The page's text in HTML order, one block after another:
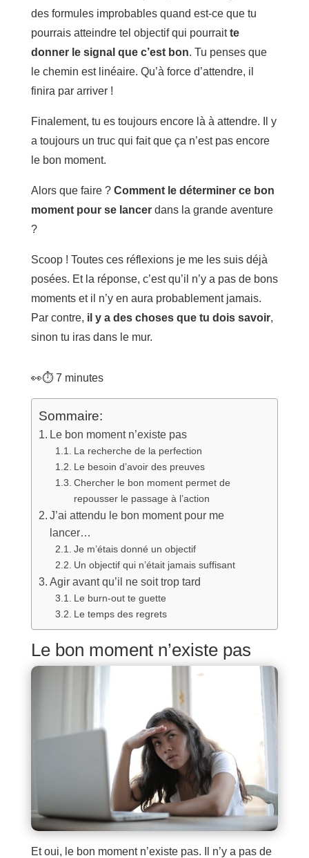
des formules improbables quand est-ce que tu
pourrais atteindre tel objectif qui pourraitte
donner le signal que c’est bon. Tu penses que
le chemin est linéaire. Qu’à force d’attendre, il
finira par arriver !
Finalement, tu es toujours encore là à attendre. Il y
a toujours un truc qui fait que ça n’est pas encore
le bon moment.
Alors que faire ?Comment le déterminer ce bon
moment pour se lancer dans la grande aventure
?
Scoop ! Toutes ces réflexions je me les suis déjà
posées. Et la réponse, c’est qu’il n’y a pas de bons
moments et il n’y en aura probablement jamais.
Par contre, il y a des choses que tu dois savoir,
sinon tu iras dans le mur.
👀⏱️ 7 minutes
Sommaire:
Le bon moment n’existe pas
La recherche de la perfection
Le besoin d’avoir des preuves
Chercher le bon moment permet de
repousser le passage à l’action
J’ai attendu le bon moment pour me
lancer…
Je m’étais donné un objectif
Un objectif qui n’était jamais suffisant
Agir avant qu’il ne soit trop tard
Le burn-out te guette
Le temps des regrets
Le bon moment n’existe pas
Et oui, le bon moment n’existe pas. Il n’y a pas de